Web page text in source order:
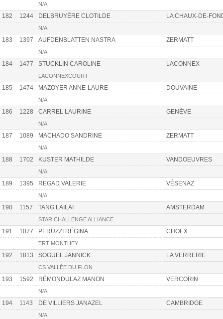
N/A
182 1244 DELBRUYÈRE CLOTILDE LA CHAUX-DE-
N/A
183 1397 AUFDENBLATTEN NASTRA ZERMATT
N/A
184 1477 STUCKLIN CAROLINE LACONNEX
LACONNEXCOURT
185 1474 MAZOYER ANNE-LAURE DOUVAINE
N/A
186 1228 CARREL LAURINE GENÈVE
N/A
187 1089 MACHADO SANDRINE ZERMATT
N/A
188 1702 KUSTER MATHILDE VANDOEUVRES
N/A
189 1395 REGAD VALERIE VÉSENAZ
N/A
190 1157 TANG LAILAI AMSTERDAM
STAR CHALLENGE ALLIANCE
191 1077 PERUZZI RÉGINA CHOËX
TRT MONTHEY
192 1813 SOGUEL JANNICK LA VERRERIE
CS VALLÉE DU FLON
193 1592 RÉMONDULAZ MANON VERCORIN
N/A
194 1143 DE VILLIERS JANAZEL CAMBRIDGE
N/A